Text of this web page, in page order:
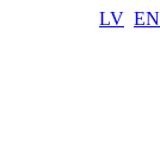
LV EN